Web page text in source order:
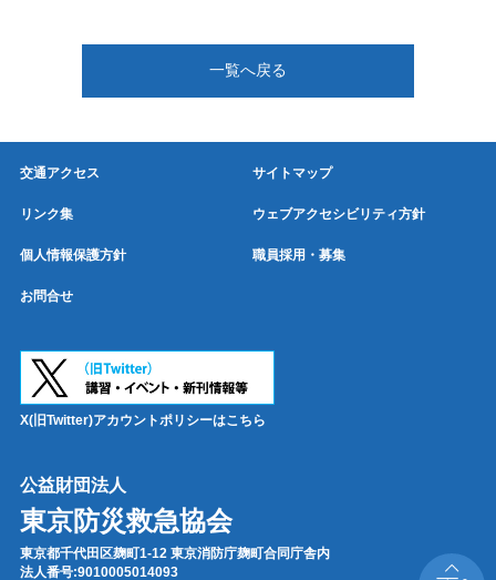
一覧へ戻る
交通アクセス サイトマップ
リンク集 ウェブアクセシビリティ方針
個人情報保護方針 職員採用・募集
お問合せ
X(旧Twitter)アカウントポリシーはこちら
公益財団法人
東京防災救急協会
東京都千代田区麹町1-12 東京消防庁麹町合同庁舎内
法人番号:9010005014093